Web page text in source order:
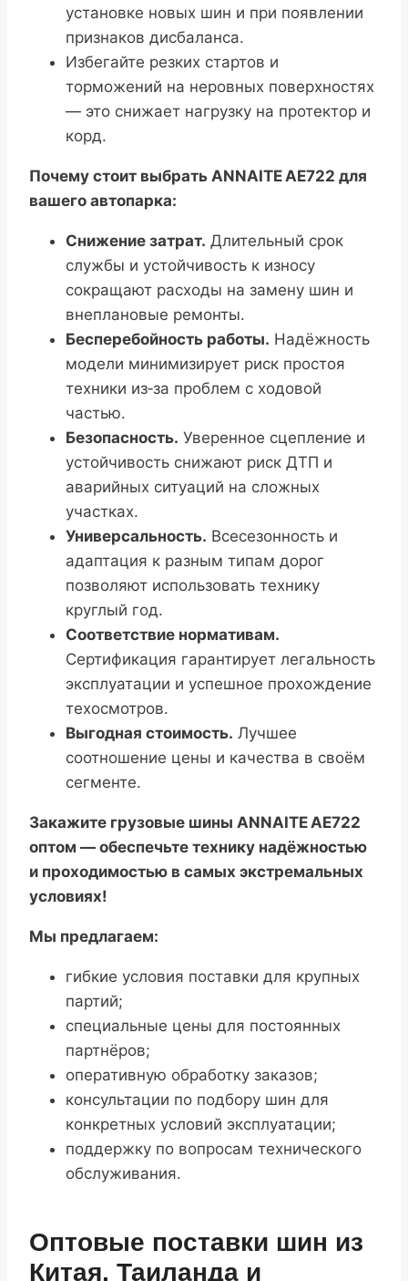
установке новых шин и при появлении
признаков дисбаланса.
Избегайте резких стартов и
торможений на неровных поверхностях
— это снижает нагрузку на протектор и
корд.
Почему стоит выбрать ANNAITE AE722 для
вашего автопарка:
Снижение затрат. Длительный срок
службы и устойчивость к износу
сокращают расходы на замену шин и
внеплановые ремонты.
Бесперебойность работы. Надёжность
модели минимизирует риск простоя
техники из‑за проблем с ходовой
частью.
Безопасность. Уверенное сцепление и
устойчивость снижают риск ДТП и
аварийных ситуаций на сложных
участках.
Универсальность. Всесезонность и
адаптация к разным типам дорог
позволяют использовать технику
круглый год.
Соответствие нормативам.
Сертификация гарантирует легальность
эксплуатации и успешное прохождение
техосмотров.
Выгодная стоимость. Лучшее
соотношение цены и качества в своём
сегменте.
Закажите грузовые шины ANNAITE AE722
оптом — обеспечьте технику надёжностью
и проходимостью в самых экстремальных
условиях!
Мы предлагаем:
гибкие условия поставки для крупных
партий;
специальные цены для постоянных
партнёров;
оперативную обработку заказов;
консультации по подбору шин для
конкретных условий эксплуатации;
поддержку по вопросам технического
обслуживания.
Оптовые поставки шин из
Китая, Таиланда и